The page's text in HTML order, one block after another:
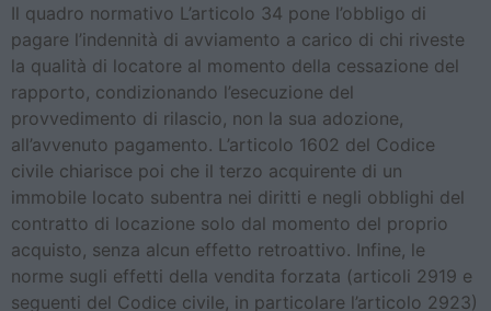
Il quadro normativo L’articolo 34 pone l’obbligo di
pagare l’indennità di avviamento a carico di chi riveste
la qualità di locatore al momento della cessazione del
rapporto, condizionando l’esecuzione del
provvedimento di rilascio, non la sua adozione,
all’avvenuto pagamento. L’articolo 1602 del Codice
civile chiarisce poi che il terzo acquirente di un
immobile locato subentra nei diritti e negli obblighi del
contratto di locazione solo dal momento del proprio
acquisto, senza alcun effetto retroattivo. Infine, le
norme sugli effetti della vendita forzata (articoli 2919 e
seguenti del Codice civile, in particolare l’articolo 2923)